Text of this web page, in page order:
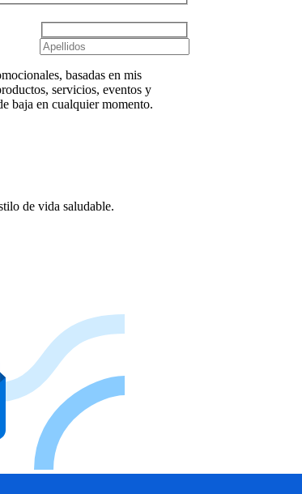
basadas en mis
servicios, eventos y
baja en cualquier momento.
de vida saludable.